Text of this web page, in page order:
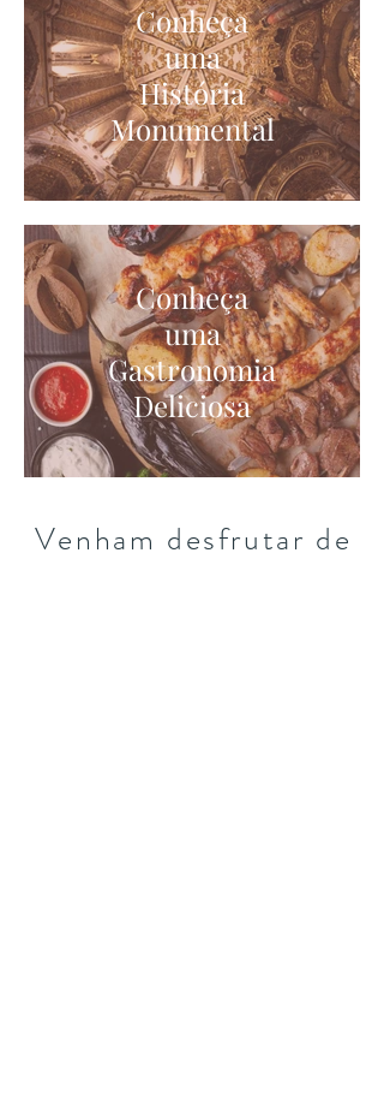
Conheça
uma
História
Monumental
Conheça
uma
Gastronomia
Deliciosa
Venham desfrutar de